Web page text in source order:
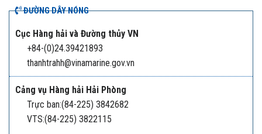
ĐƯỜNG DÂY NÓNG
Cục Hàng hải và Đường thủy VN
+84-(0)24.39421893
thanhtrahh@vinamarine.gov.vn
Cảng vụ Hàng hải Hải Phòng
Trực ban:(84-225) 3842682
VTS:(84-225) 3822115